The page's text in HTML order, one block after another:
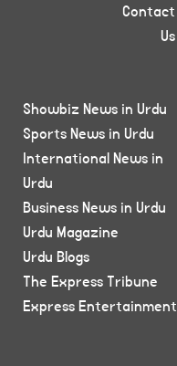
Contact
Us
Showbiz News in Urdu
Sports News in Urdu
International News in
Urdu
Business News in Urdu
Urdu Magazine
Urdu Blogs
The Express Tribune
Express Entertainment